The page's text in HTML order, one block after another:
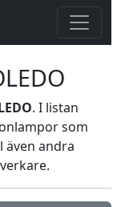
. I listan
som
även andra